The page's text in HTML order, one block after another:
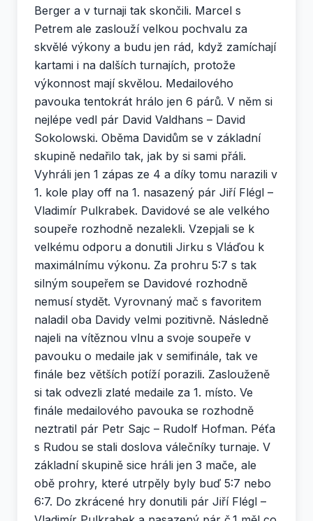
Berger a v turnaji tak skončili. Marcel s
Petrem ale zaslouží velkou pochvalu za
skvělé výkony a budu jen rád, když zamíchají
kartami i na dalších turnajích, protože
výkonnost mají skvělou. Medailového
pavouka tentokrát hrálo jen 6 párů. V něm si
nejlépe vedl pár David Valdhans – David
Sokolowski. Oběma Davidům se v základní
skupině nedařilo tak, jak by si sami přáli.
Vyhráli jen 1 zápas ze 4 a díky tomu narazili v
1. kole play off na 1. nasazený pár Jiří Flégl –
Vladimír Pulkrabek. Davidové se ale velkého
soupeře rozhodně nezalekli. Vzepjali se k
velkému odporu a donutili Jirku s Vláďou k
maximálnímu výkonu. Za prohru 5:7 s tak
silným soupeřem se Davidové rozhodně
nemusí stydět. Vyrovnaný mač s favoritem
naladil oba Davidy velmi pozitivně. Následně
najeli na vítěznou vlnu a svoje soupeře v
pavouku o medaile jak v semifinále, tak ve
finále bez větších potíží porazili. Zaslouženě
si tak odvezli zlaté medaile za 1. místo. Ve
finále medailového pavouka se rozhodně
neztratil pár Petr Sajc – Rudolf Hofman. Péťa
s Rudou se stali doslova válečníky turnaje. V
základní skupině sice hráli jen 3 mače, ale
obě prohry, které utrpěly byly buď 5:7 nebo
6:7. Do zkrácené hry donutili pár Jiří Flégl –